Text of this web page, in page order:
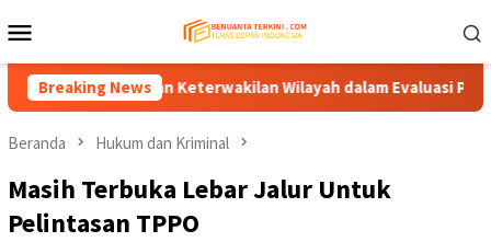
ke
Mobile
Breaking News
dan Keterwakilan Wilayah dalam Evaluasi
Beranda Hukum dan Kriminal
Masih Terbuka Lebar Jalur Untuk
Pelintasan TPPO